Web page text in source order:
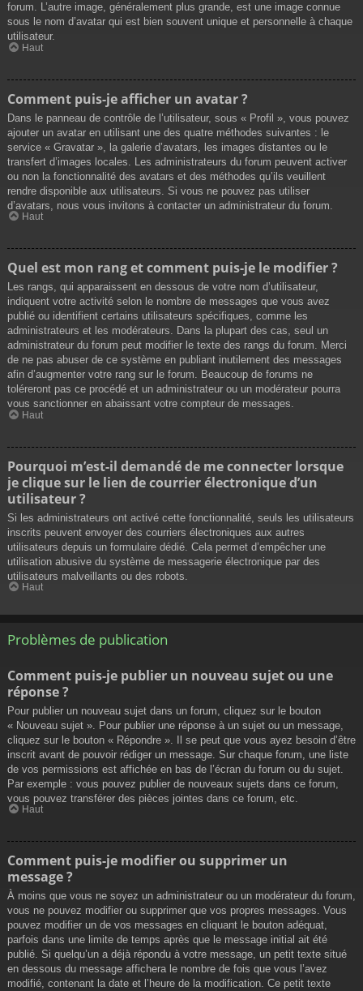
forum. L’autre image, généralement plus grande, est une image connue
sous le nom d’avatar qui est bien souvent unique et personnelle à chaque
utilisateur.
Haut
Comment puis-je afficher un avatar ?
Dans le panneau de contrôle de l’utilisateur, sous « Profil », vous pouvez
ajouter un avatar en utilisant une des quatre méthodes suivantes : le
service « Gravatar », la galerie d’avatars, les images distantes ou le
transfert d’images locales. Les administrateurs du forum peuvent activer
ou non la fonctionnalité des avatars et des méthodes qu’ils veuillent
rendre disponible aux utilisateurs. Si vous ne pouvez pas utiliser
d’avatars, nous vous invitons à contacter un administrateur du forum.
Haut
Quel est mon rang et comment puis-je le modifier ?
Les rangs, qui apparaissent en dessous de votre nom d’utilisateur,
indiquent votre activité selon le nombre de messages que vous avez
publié ou identifient certains utilisateurs spécifiques, comme les
administrateurs et les modérateurs. Dans la plupart des cas, seul un
administrateur du forum peut modifier le texte des rangs du forum. Merci
de ne pas abuser de ce système en publiant inutilement des messages
afin d’augmenter votre rang sur le forum. Beaucoup de forums ne
toléreront pas ce procédé et un administrateur ou un modérateur pourra
vous sanctionner en abaissant votre compteur de messages.
Haut
Pourquoi m’est-il demandé de me connecter lorsque
je clique sur le lien de courrier électronique d’un
utilisateur ?
Si les administrateurs ont activé cette fonctionnalité, seuls les utilisateurs
inscrits peuvent envoyer des courriers électroniques aux autres
utilisateurs depuis un formulaire dédié. Cela permet d’empêcher une
utilisation abusive du système de messagerie électronique par des
utilisateurs malveillants ou des robots.
Haut
Problèmes de publication
Comment puis-je publier un nouveau sujet ou une
réponse ?
Pour publier un nouveau sujet dans un forum, cliquez sur le bouton
« Nouveau sujet ». Pour publier une réponse à un sujet ou un message,
cliquez sur le bouton « Répondre ». Il se peut que vous ayez besoin d’être
inscrit avant de pouvoir rédiger un message. Sur chaque forum, une liste
de vos permissions est affichée en bas de l’écran du forum ou du sujet.
Par exemple : vous pouvez publier de nouveaux sujets dans ce forum,
vous pouvez transférer des pièces jointes dans ce forum, etc.
Haut
Comment puis-je modifier ou supprimer un
message ?
À moins que vous ne soyez un administrateur ou un modérateur du forum,
vous ne pouvez modifier ou supprimer que vos propres messages. Vous
pouvez modifier un de vos messages en cliquant le bouton adéquat,
parfois dans une limite de temps après que le message initial ait été
publié. Si quelqu’un a déjà répondu à votre message, un petit texte situé
en dessous du message affichera le nombre de fois que vous l’avez
modifié, contenant la date et l’heure de la modification. Ce petit texte